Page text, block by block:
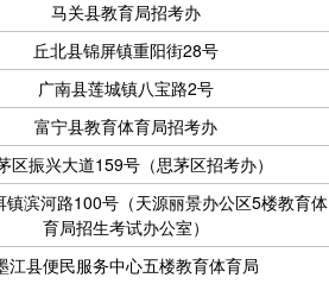
马关县教育局招考办
丘北县锦屏镇重阳街28号
广南县莲城镇八宝路2号
富宁县教育体育局招考办
区振兴大道159号（思茅区招考办）
镇滨河路100号（天源丽景办公区5楼教育体
育局招生考试办公室）
江县便民服务中心五楼教育体育局